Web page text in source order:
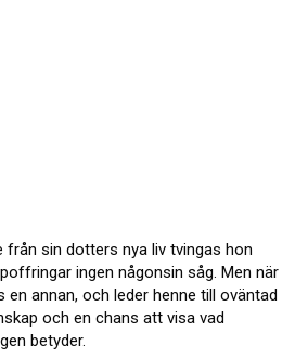
från sin dotters nya liv tvingas hon
ingen någonsin såg. Men när
annan, och leder henne till oväntad
och en chans att visa vad
betyder.